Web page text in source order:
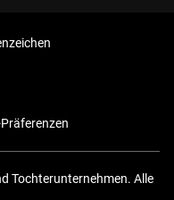
Tochterunternehmen. Alle